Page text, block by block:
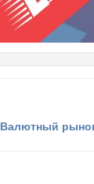
Валютный